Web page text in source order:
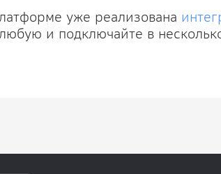
уже реализована
и подключайте в